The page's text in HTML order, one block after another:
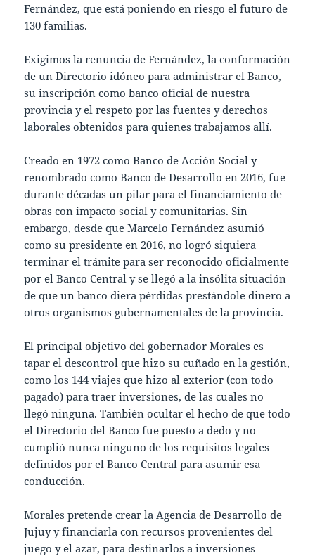
Fernández, que está poniendo en riesgo el futuro de
130 familias.
Exigimos la renuncia de Fernández, la conformación
de un Directorio idóneo para administrar el Banco,
su inscripción como banco oficial de nuestra
provincia y el respeto por las fuentes y derechos
laborales obtenidos para quienes trabajamos allí.
Creado en 1972 como Banco de Acción Social y
renombrado como Banco de Desarrollo en 2016, fue
durante décadas un pilar para el financiamiento de
obras con impacto social y comunitarias. Sin
embargo, desde que Marcelo Fernández asumió
como su presidente en 2016, no logró siquiera
terminar el trámite para ser reconocido oficialmente
por el Banco Central y se llegó a la insólita situación
de que un banco diera pérdidas prestándole dinero a
otros organismos gubernamentales de la provincia.
El principal objetivo del gobernador Morales es
tapar el descontrol que hizo su cuñado en la gestión,
como los 144 viajes que hizo al exterior (con todo
pagado) para traer inversiones, de las cuales no
llegó ninguna. También ocultar el hecho de que todo
el Directorio del Banco fue puesto a dedo y no
cumplió nunca ninguno de los requisitos legales
definidos por el Banco Central para asumir esa
conducción.
Morales pretende crear la Agencia de Desarrollo de
Jujuy y financiarla con recursos provenientes del
juego y el azar, para destinarlos a inversiones